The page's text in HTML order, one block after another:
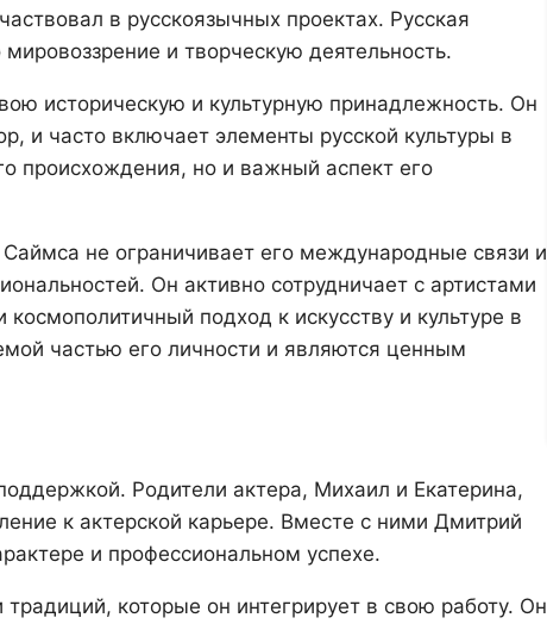
в русскоязычных проектах. Русская
и творческую деятельность.
историческую и культурную принадлежность. Он
и часто включает элементы русской культуры в
происхождения, но и важный аспект его
не ограничивает его международные связи и
Он активно сотрудничает с артистами
подход к искусству и культуре в
частью его личности и являются ценным
Родители актера, Михаил и Екатерина,
к актерской карьере. Вместе с ними Дмитрий
и профессиональном успехе.
которые он интегрирует в свою работу. Он